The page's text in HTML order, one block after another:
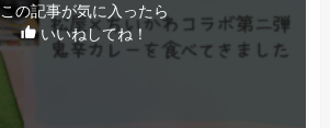
この記事が気に入ったら
いいねしてね！